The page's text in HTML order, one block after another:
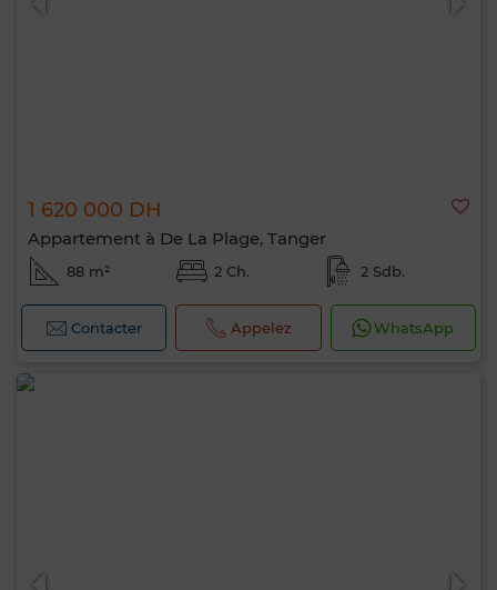
1 620 000 DH
Appartement à De La Plage, Tanger
88 m² 2 Ch. 2 Sdb.
Contacter Appelez WhatsApp